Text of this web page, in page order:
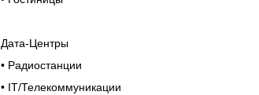
Дата-Центры
• Радиостанции
• IT/Телекоммуникации